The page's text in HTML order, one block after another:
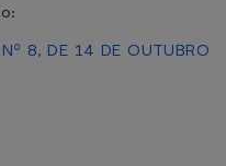
8, DE 14 DE OUTUBRO